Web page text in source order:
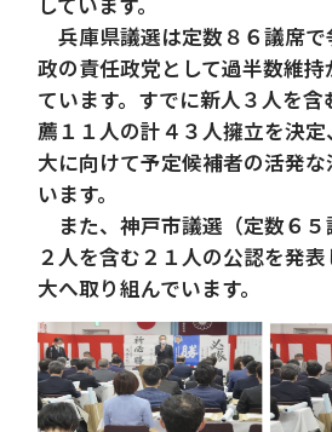
兵庫県議選は定数８６議席で
政の責任政党として過半数維持
ています。すでに新人３人を
薦１１人の計４３人擁立を決
大に向けて予定候補者の活発
います。
また、神戸市議選（定数６５
２人を含む２１人の公認を発
大へ取り組んでいます。